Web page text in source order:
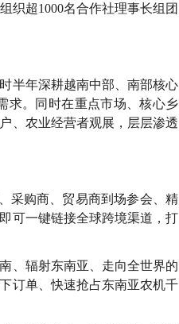
织超1000名合作社理事长组团
半年深耕越南中部、南部核心
求。同时在重点市场、核心乡
、农业经营者观展，层层渗透
采购商、贸易商到场参会、精
可一键链接全球跨境渠道，打
、辐射东南亚、走向全世界的
订单、快速抢占东南亚农机千